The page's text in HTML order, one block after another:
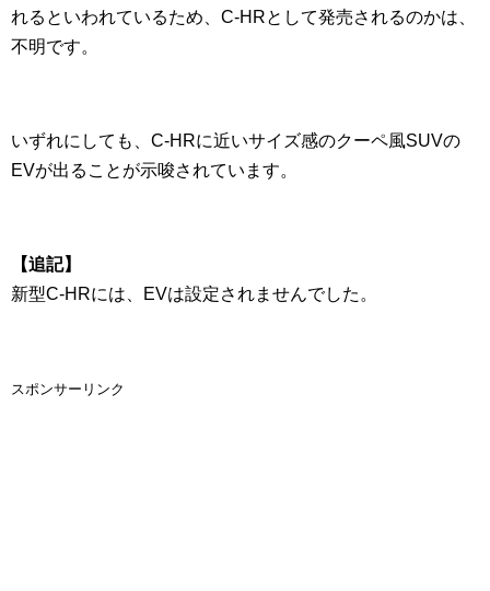
れるといわれているため、C-HRとして発売されるのかは、
不明です。
いずれにしても、C-HRに近いサイズ感のクーペ風SUVの
EVが出ることが示唆されています。
【追記】
新型C-HRには、EVは設定されませんでした。
スポンサーリンク